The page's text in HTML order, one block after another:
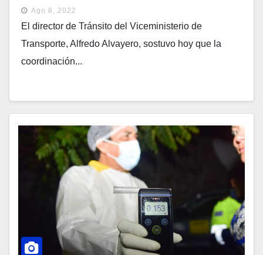
Ago 8, 2022
El director de Tránsito del Viceministerio de
Transporte, Alfredo Alvayero, sostuvo hoy que la
coordinación...